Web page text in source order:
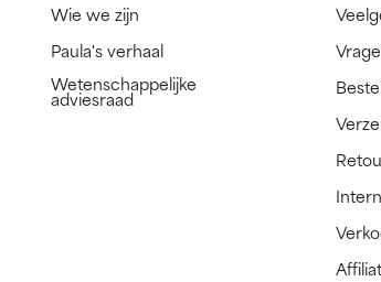
Wie we zijn
Paula's verhaal
Wetenschappelijke
adviesraad